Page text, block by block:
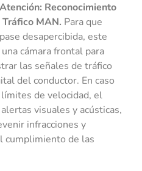
Reconocimiento
MAN. Para que
desapercibida, este
cámara frontal para
las señales de tráfico
del conductor. En caso
de velocidad, el
visuales y acústicas,
infracciones y
cumplimiento de las